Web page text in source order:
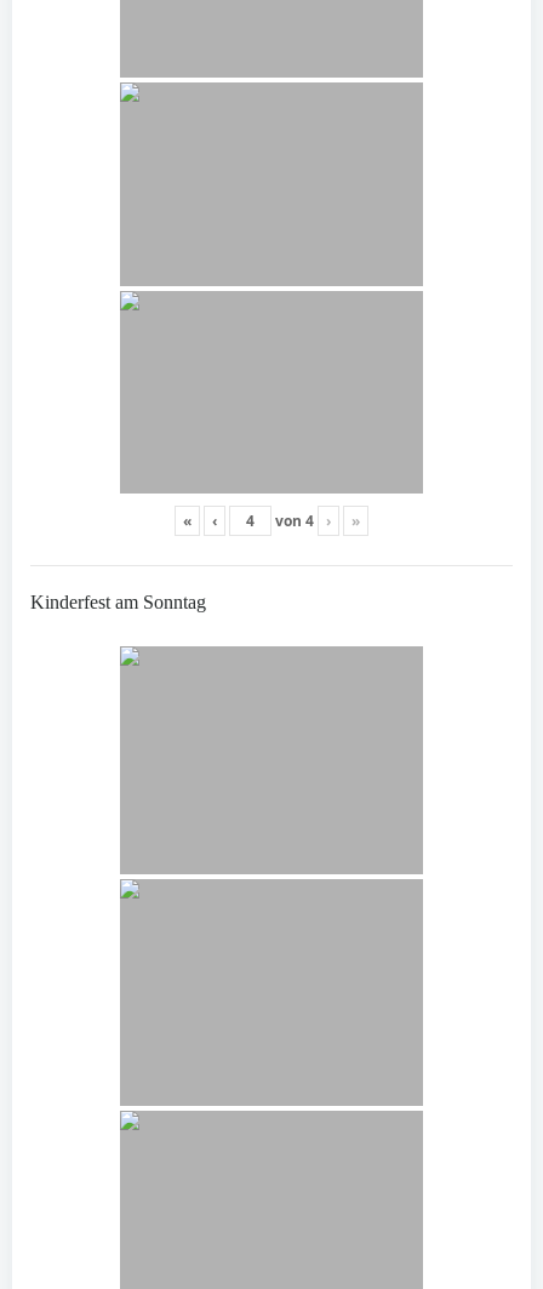
« ‹ von 4 › »
Kinderfest am Sonntag